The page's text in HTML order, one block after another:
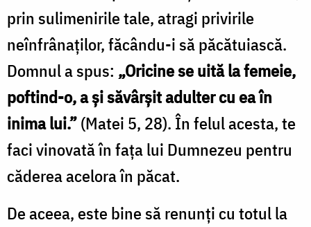
prin sulimenirile tale, atragi privirile
neînfrânaţilor, făcându-i să păcătuiască.
Domnul a spus: „Oricine se uită la femeie,
poftind-o, a şi săvârşit adulter cu ea în
inima lui.”(Matei 5, 28). În felul acesta, te
faci vinovată în faţa lui Dumnezeu pentru
căderea acelora în păcat.
De aceea, este bine să renunţi cu totul la